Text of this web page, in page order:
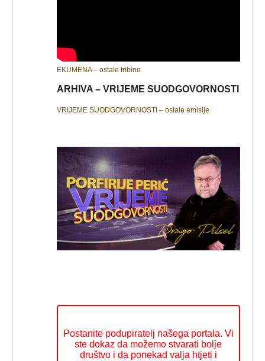
EKUMENA – ostale tribine
ARHIVA – VRIJEME SUODGOVORNOSTI
VRIJEME SUODGOVORNOSTI – ostale emisije
Postanite podupiratelj našega portala. Vi
ste dokaz da možemo stvarati bolje
društvo i da ponekad valja htjeti i